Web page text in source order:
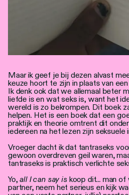
Maar ik geef je bij dezen alvast
keuze hoort te zijn in plaats van
Ik denk ook dat we allemaal beter
liefde is en wat seks is, want het
wereld is zo bekrompen. Dit boek
helpen. Het is een boek dat een
praktijk en theorie omtrent dit
iedereen na het lezen zijn seksuele
Vroeger dacht ik dat tantraseks
gewoon overdreven geil waren,
tantraseks is praktisch verlichte
Yo,all I can say is koop dit... man
partner, neem het serieus en kijk